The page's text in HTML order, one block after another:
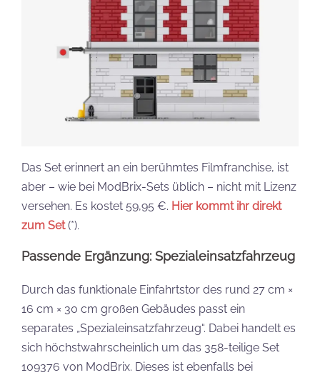
Das Set erinnert an ein berühmtes Filmfranchise, ist
aber – wie bei ModBrix-Sets üblich – nicht mit Lizenz
versehen. Es kostet 59,95 €. Hier kommt ihr direkt
zum Set(*).
Passende Ergänzung: Spezialeinsatzfahrzeug
Durch das funktionale Einfahrtstor des rund 27 cm ×
16 cm × 30 cm großen Gebäudes passt ein
separates „Spezialeinsatzfahrzeug“. Dabei handelt es
sich höchstwahrscheinlich um das 358-teilige Set
109376 von ModBrix. Dieses ist ebenfalls bei